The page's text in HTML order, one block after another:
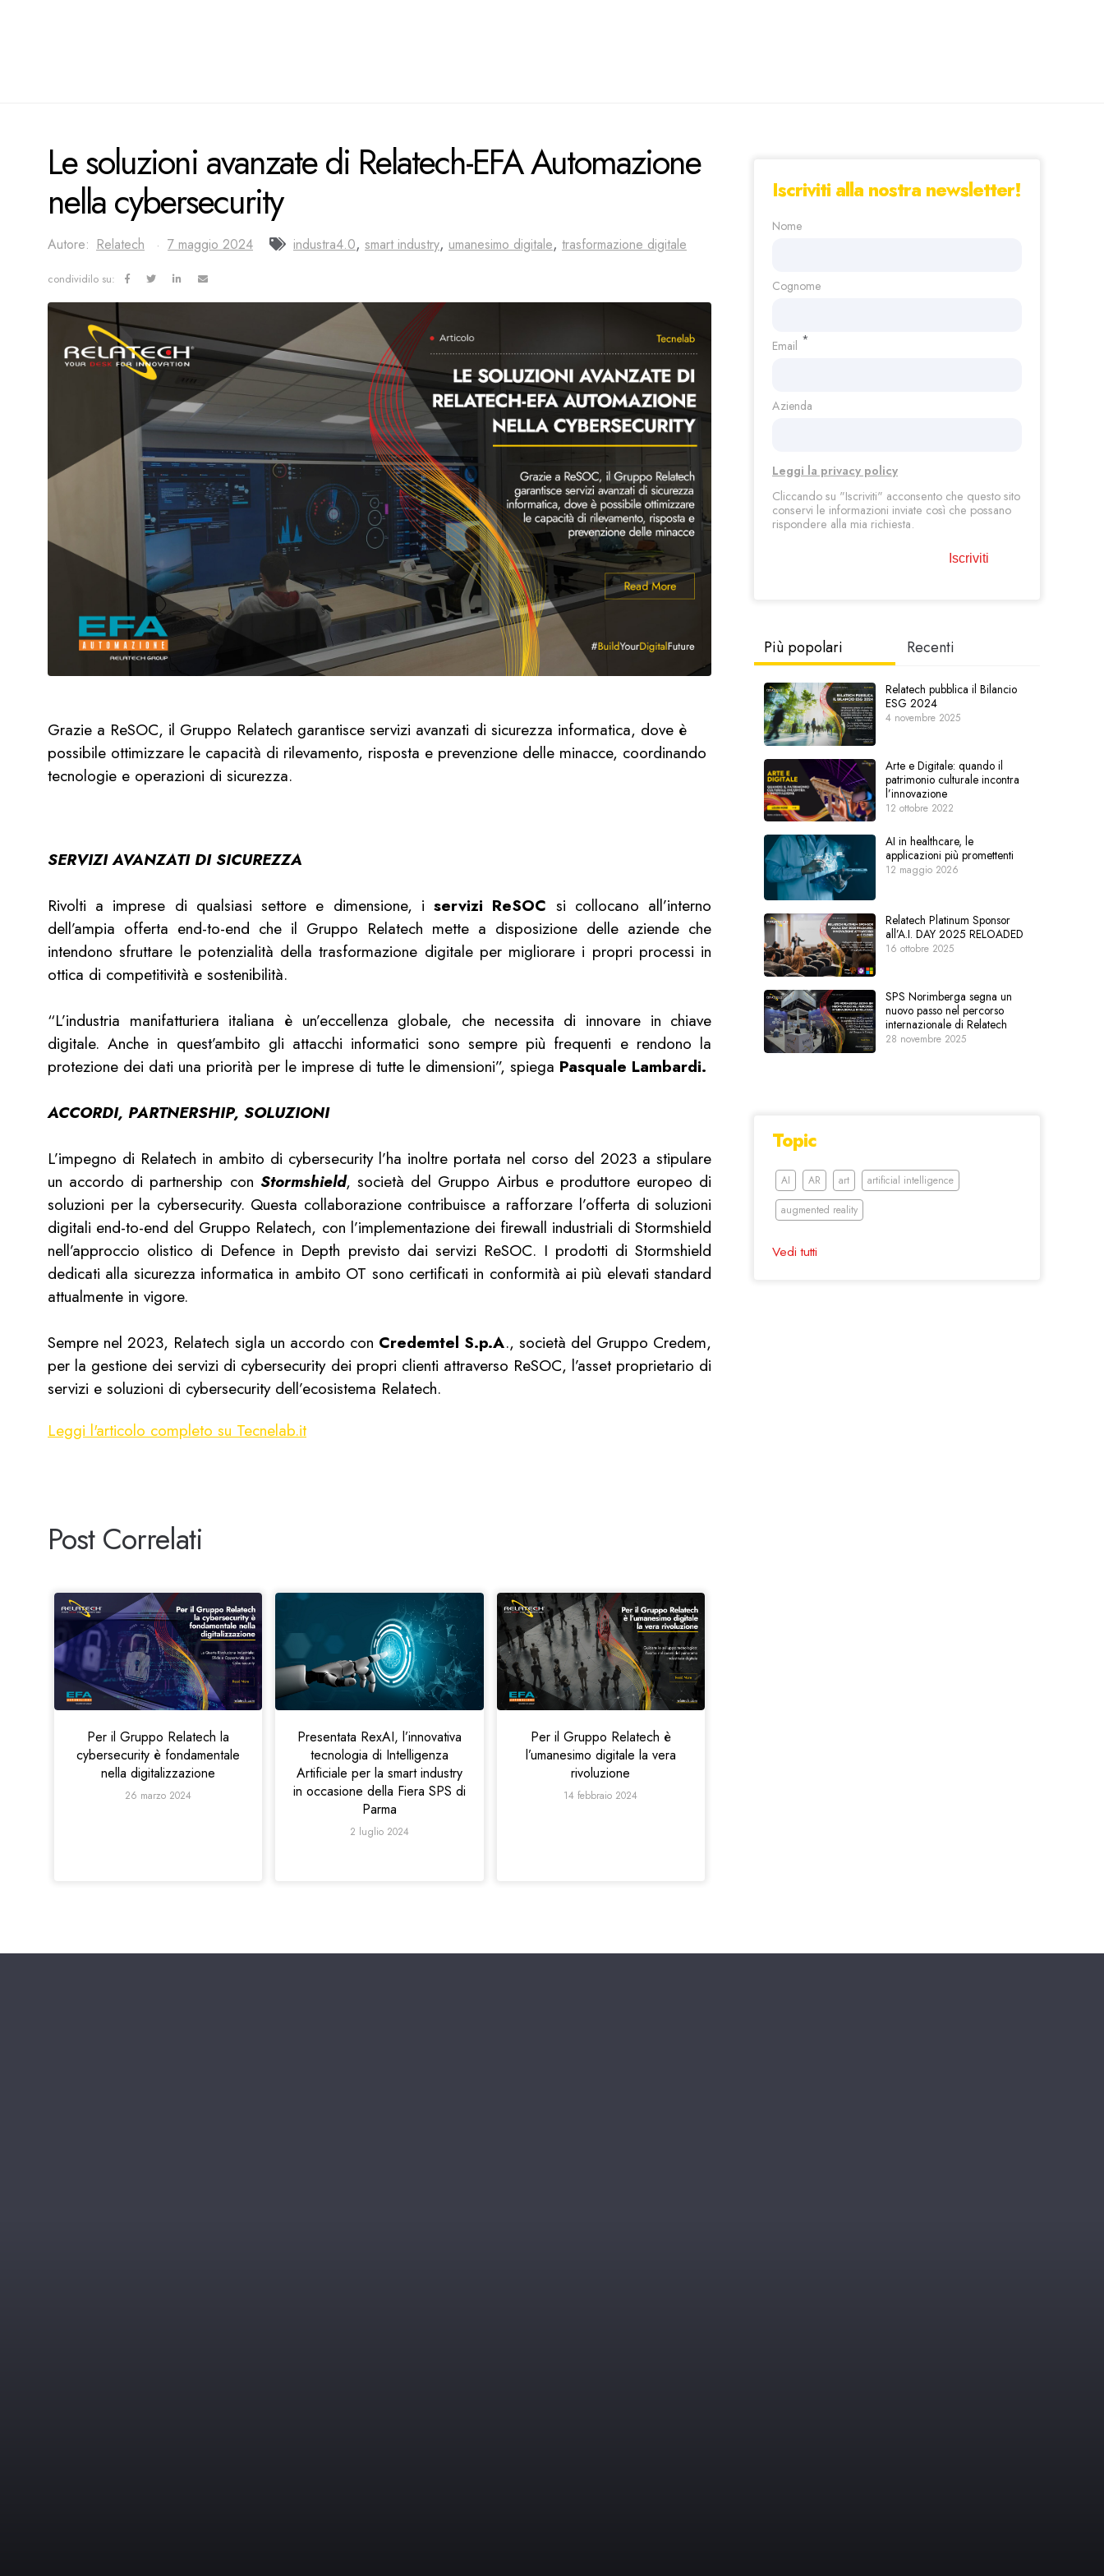
Le soluzioni avanzate di Relatech-EFA Automazione
nella cybersecurity
Autore: Relatech 7 maggio 2024 industra4.0, smart industry, umanesimo digitale, trasformazione digitale
condividilo su:
Grazie a ReSOC, il Gruppo Relatech garantisce servizi avanzati di sicurezza informatica, dove è
possibile ottimizzare le capacità di rilevamento, risposta e prevenzione delle minacce, coordinando
tecnologie e operazioni di sicurezza.
SERVIZI AVANZATI DI SICUREZZA
Rivolti a imprese di qualsiasi settore e dimensione, iservizi ReSOC si collocano all’interno
dell’ampia offerta end-to-end che il Gruppo Relatech mette a disposizione delle aziende che
intendono sfruttare le potenzialità della trasformazione digitale per migliorare i propri processi in
ottica di competitività e sostenibilità.
“L’industria manifatturiera italiana è un’eccellenza globale, che necessita di innovare in chiave
digitale. Anche in quest’ambito gli attacchi informatici sono sempre più frequenti e rendono la
protezione dei dati una priorità per le imprese di tutte le dimensioni”, spiega Pasquale Lambardi.
ACCORDI, PARTNERSHIP, SOLUZIONI
L’impegno di Relatech in ambito di cybersecurity l’ha inoltre portata nel corso del 2023 a stipulare
un accordo di partnership con Stormshield, società del Gruppo Airbus e produttore europeo di
soluzioni per la cybersecurity. Questa collaborazione contribuisce a rafforzare l’offerta di soluzioni
digitali end-to-end del Gruppo Relatech, con l’implementazione dei firewall industriali di Stormshield
nell’approccio olistico di Defence in Depth previsto dai servizi ReSOC. I prodotti di Stormshield
dedicati alla sicurezza informatica in ambito OT sono certificati in conformità ai più elevati standard
attualmente in vigore.
Sempre nel 2023, Relatech sigla un accordo con Credemtel S.p.A., società del Gruppo Credem,
per la gestione dei servizi di cybersecurity dei propri clienti attraverso ReSOC, l’asset proprietario di
servizi e soluzioni di cybersecurity dell’ecosistema Relatech.
Leggi l'articolo completo su Tecnelab.it
Post Correlati
Per il Gruppo Relatech la
cybersecurity è fondamentale
nella digitalizzazione
26 marzo 2024
Presentata RexAI, l’innovativa
tecnologia di Intelligenza
Artificiale per la smart industry
in occasione della Fiera SPS di
Parma
2 luglio 2024
Per il Gruppo Relatech è
l’umanesimo digitale la vera
rivoluzione
14 febbraio 2024
Iscriviti alla nostra newsletter!
Nome
Cognome
Email *
Azienda
Leggi la privacy policy
Cliccando su "Iscriviti" acconsento che questo sito
conservi le informazioni inviate così che possano
rispondere alla mia richiesta.
Più popolari Recenti
Relatech pubblica il Bilancio
ESG 2024
4 novembre 2025
Arte e Digitale: quando il
patrimonio culturale incontra
l’innovazione
12 ottobre 2022
AI in healthcare, le
applicazioni più promettenti
12 maggio 2026
Relatech Platinum Sponsor
all’A.I. DAY 2025 RELOADED
16 ottobre 2025
SPS Norimberga segna un
nuovo passo nel percorso
internazionale di Relatech
28 novembre 2025
Topic
AI AR art
artificial intelligence
augmented reality
Vedi tutti